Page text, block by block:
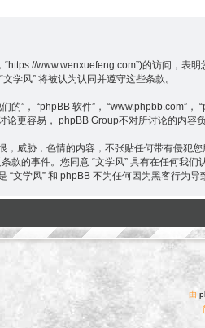
，“https://www.wenxuefeng.com”)的访问，
学风” 将被认为认同并遵守这些条款。
的”， “phpBB 软件”， “www.phpbb.com”，
论更容易， phpBB Group不对所讨论的内容
威胁，色情的内容，不张贴任何带有侵犯
款的事件。您同意 “文学风” 具有在任何我
文学风” 和 phpBB 不为任何因为黑客行为导
由